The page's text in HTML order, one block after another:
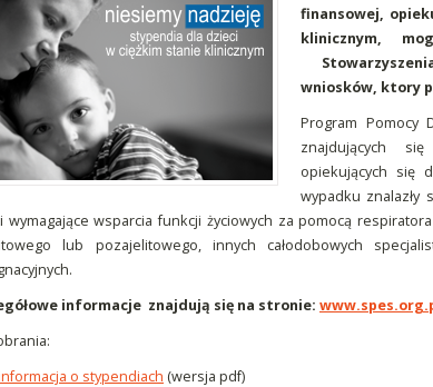
finansowej,
klinicznym,
wniosków, ktory
Program Pomocy
znajdujących
opiekujących się
wypadku znalazły
wymagające wsparcia funkcji życiowych za pomocą
lub pozajelitowego, innych całodobowych
informacje znajdują się na stronie:
o stypendiach (wersja pdf)